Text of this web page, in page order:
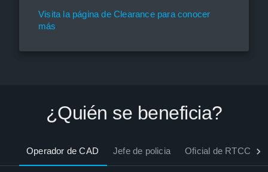
Visita la página de Clearance para conocer
más
¿Quién se beneficia?
Operador de CAD Jefe de policia Oficial de RTCC